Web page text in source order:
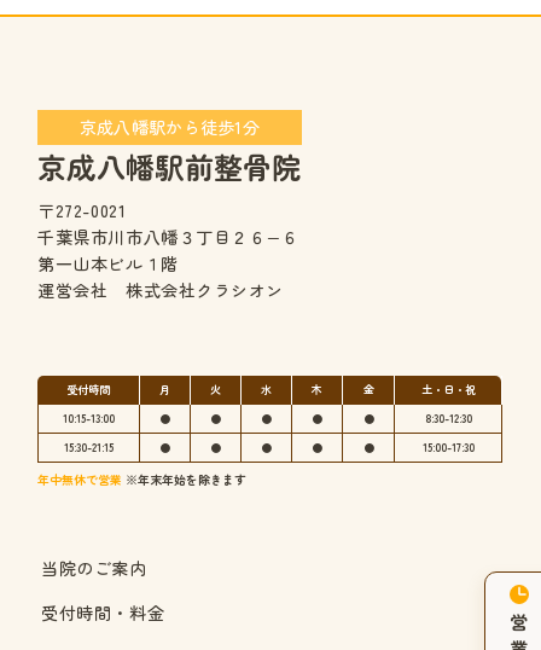
営
京成八幡駅から徒歩1分
京成八幡駅前整骨院
〒272-0021
千葉県市川市八幡３丁目２６−６
第一山本ビル１階
運営会社 株式会社クラシオン
受付時間 月 火 水 木 金
土・日・祝
10:15-13:00
● ● ● ● ●
8:30-12:30
15:30-21:15
● ● ● ● ● 15:00-17:30
年中無休で営業 ※年末年始を除きます
当院のご案内
受付時間・料金